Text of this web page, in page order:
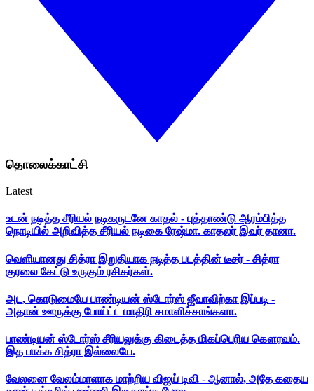
தொலைக்காட்சி
Latest
உடன் நடித்த சீரியல் நடிகருடனே காதல் - புத்தாண்டு ஆரம்பித்த
நொடியில் அறிவித்த சீரியல் நடிகை ரேஷ்மா. காதலர் இவர் தானா.
வெளியானது சித்ரா இறுதியாக நடித்த படத்தின் டீசர் - சித்ரா
குரலை கேட்டு உருகும் ரசிகர்கள்.
அட, கொடுமையே பாண்டியன் ஸ்டோர்ஸ் ஜீவாவிற்கா இப்படி -
அதான் ஊருக்கு போய்ட்ட மாதிரி சமாளிச்சாங்களா.
பாண்டியன் ஸ்டோர்ஸ் சீரியலுக்கு கிடைத்த மிகப்பெரிய கௌரவம்.
இத பாக்க சித்ரா இல்லையே.
வேலனை வேலம்மாளாக மாற்றிய விஜய் டிவி - ஆனால், அதே கதைய